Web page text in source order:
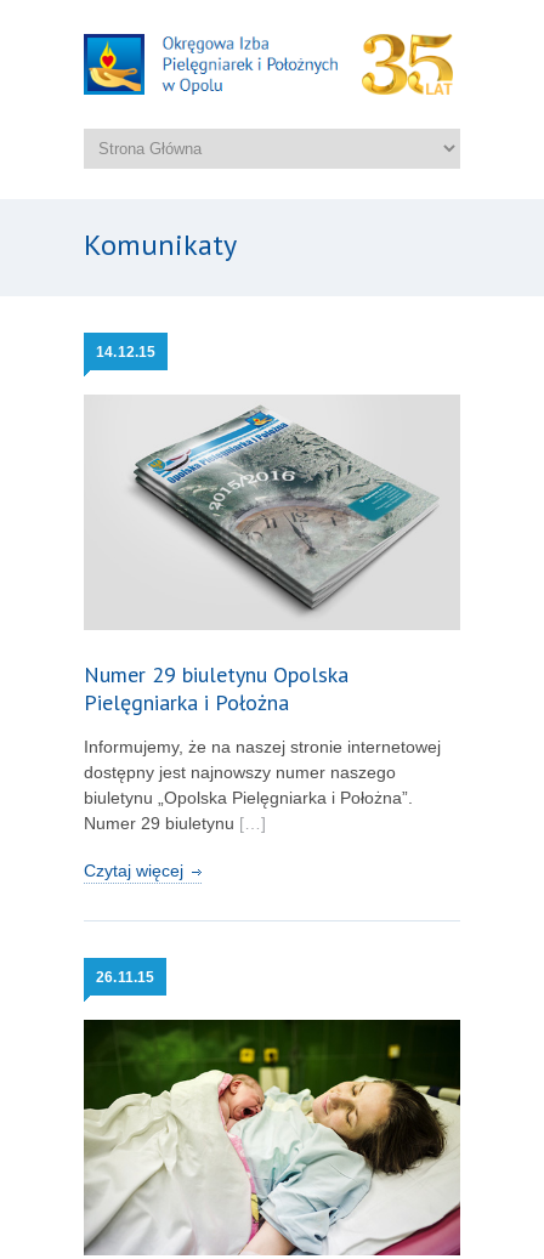
Komunikaty
14.12.15
Numer 29 biuletynu Opolska
Pielęgniarka i Położna
Informujemy, że na naszej stronie internetowej
dostępny jest najnowszy numer naszego
biuletynu „Opolska Pielęgniarka i Położna”.
Numer 29 biuletynu […]
Czytaj więcej
26.11.15